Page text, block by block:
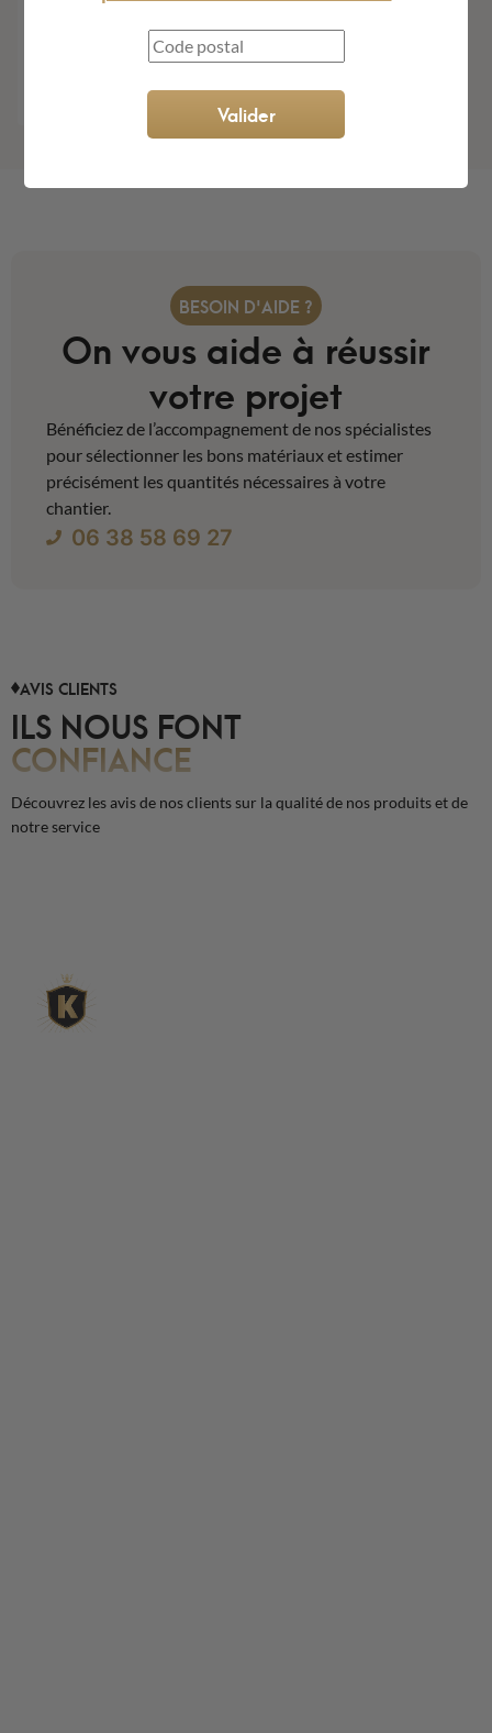
Voir Voir
BESOIN D'AIDE ?
On vous aide à réussir
votre projet
Bénéficiez de l’accompagnement de nos spécialistes
pour sélectionner les bons matériaux et estimer
précisément les quantités nécessaires à votre
chantier.
06 38 58 69 27
AVIS CLIENTS
ILS NOUS FONT
CONFIANCE
Découvrez les avis de nos clients sur la qualité de nos produits et de
notre service
Valider